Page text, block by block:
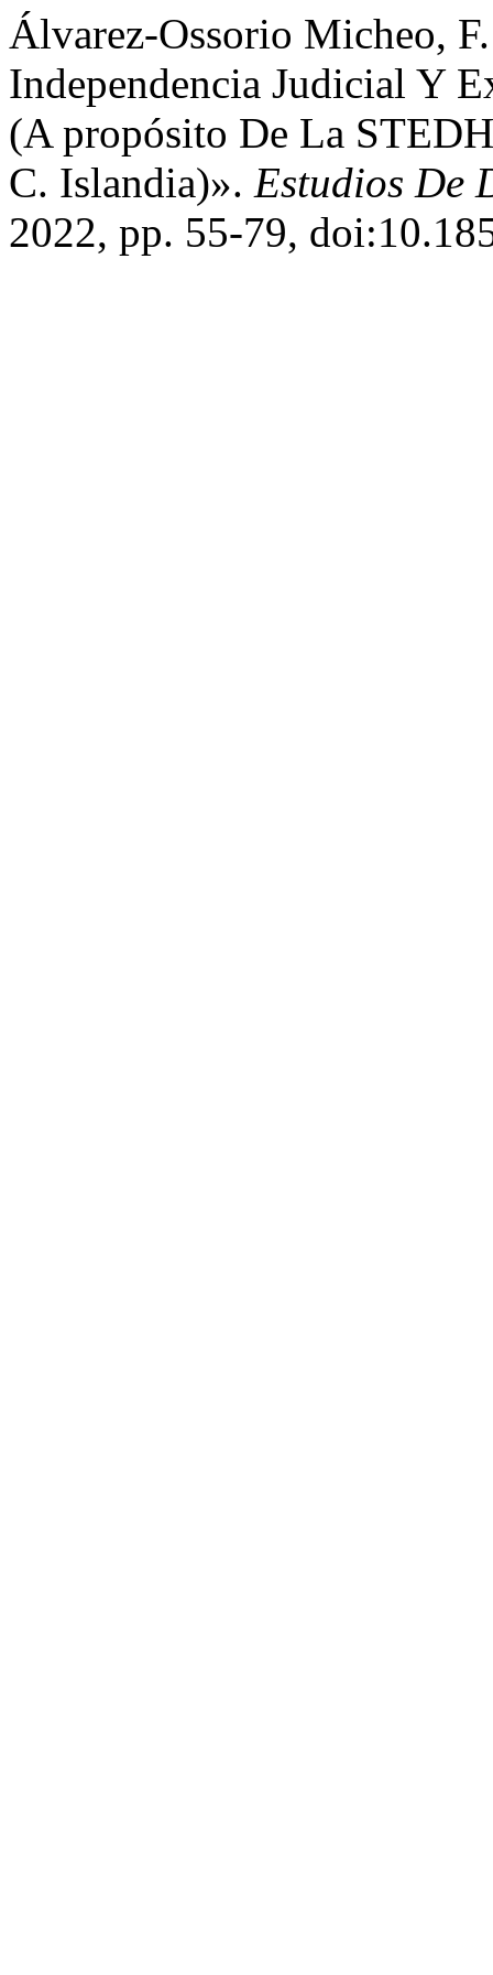
Álvarez-Ossorio Micheo,
Independencia Judicial Y
(A propósito De La
C. Islandia)». Estudios De
2022, pp. 55-79,